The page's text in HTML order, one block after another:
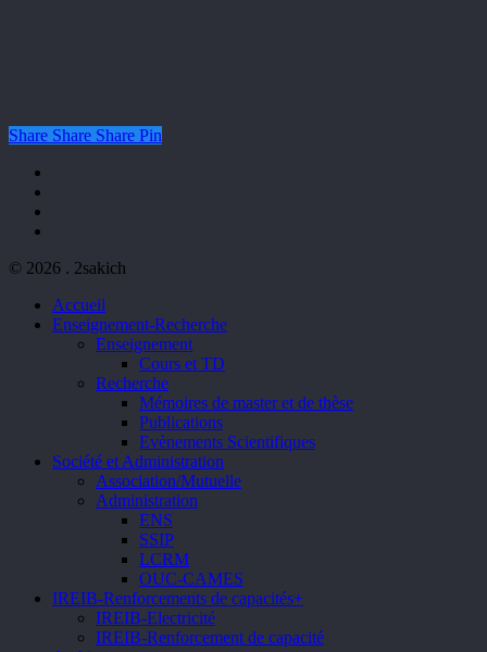
Share
Share Share Share Pin
© 2026 . 2sakich
Close
Menu
Accueil
Enseignement-Recherche
Enseignement
Cours et TD
Recherche
Mémoires de master et de thèse
Publications
Evènements Scientifiques
Société et Administration
Association/Mutuelle
Administration
ENS
SSIP
LCRM
OUC-CAMES
IREIB-Renforcements de capacités+
IREIB-Electricité
IREIB-Renforcement de capacité